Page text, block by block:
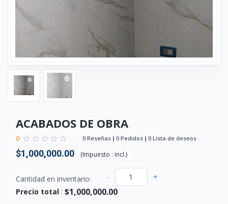
ACABADOS DE OBRA
0 0 Reseñas 0 Pedidos 0 Lista de deseos
$1,000,000.00 (Impuesto : incl.)
Cantidad en inventario: - +
Precio total : $1,000,000.00